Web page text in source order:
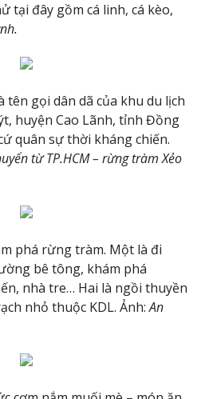
tại đây gồm cá linh, cá kèo,
tên gọi dân dã của khu du lịch
huyện Cao Lãnh, tỉnh Đồng
quân sự thời kháng chiến.
từ TP.HCM – rừng tràm Xẻo
phá rừng tràm. Một là đi
bê tông, khám phá
nhà tre… Hai là ngồi thuyền
nhỏ thuộc KDL. Ảnh:An